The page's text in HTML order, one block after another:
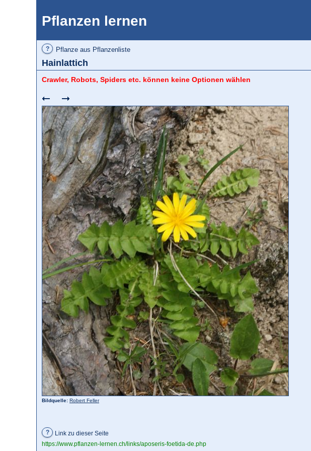
Pflanzen lernen
? Pflanze aus Pflanzenliste
Hainlattich
Crawler, Robots, Spiders etc. können keine Optionen wählen
Bildquelle: Robert Feller
?
Link zu dieser Seite
https://www.pflanzen-lernen.ch/links/aposeris-foetida-de.php